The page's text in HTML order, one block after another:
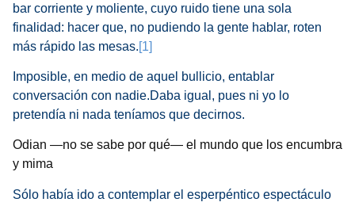
bar corriente y moliente, cuyo ruido tiene una sola
finalidad: hacer que, no pudiendo la gente hablar, roten
más rápido las mesas.[1]
Imposible, en medio de aquel bullicio, entablar
conversación con nadie.Daba igual, pues ni yo lo
pretendía ni nada teníamos que decirnos.
Odian —no se sabe por qué— el mundo que los encumbra
y mima
Sólo había ido a contemplar el esperpéntico espectáculo